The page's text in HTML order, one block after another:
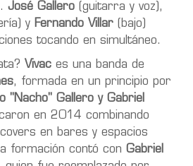
José Gallero (guitarra y voz),
y Fernando Villar (bajo)
tocando en simultáneo.
Vivac es una banda de
, formada en un principio por
"Nacho" Gallero y Gabriel
en 2014 combinando
en bares y espacios
formación contó con Gabriel